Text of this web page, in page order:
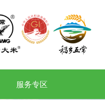
服务专区